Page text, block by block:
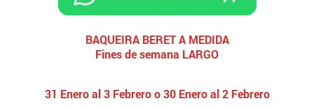
BAQUEIRA BERET A MEDIDA
Fines de semana LARGO
31 Enero al 3 Febrero o 30 Enero al 2 Febrero